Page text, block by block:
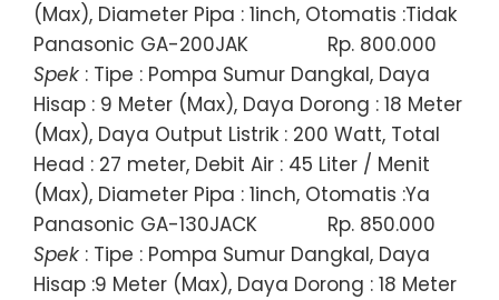
(Max), Diameter Pipa : 1inch, Otomatis :Tidak
Panasonic GA-200JAK
Rp. 800.000
Spek : Tipe : Pompa Sumur Dangkal, Daya
Hisap : 9 Meter (Max), Daya Dorong : 18 Meter
(Max), Daya Output Listrik : 200 Watt, Total
Head : 27 meter, Debit Air : 45 Liter / Menit
(Max), Diameter Pipa : 1inch, Otomatis :Ya
Panasonic GA-130JACK
Rp. 850.000
Spek : Tipe : Pompa Sumur Dangkal, Daya
Hisap :9 Meter (Max), Daya Dorong : 18 Meter